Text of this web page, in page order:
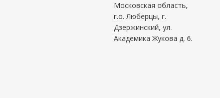
Московская область,
г.о. Люберцы, г.
Дзержинский, ул.
Академика Жукова д. 6.